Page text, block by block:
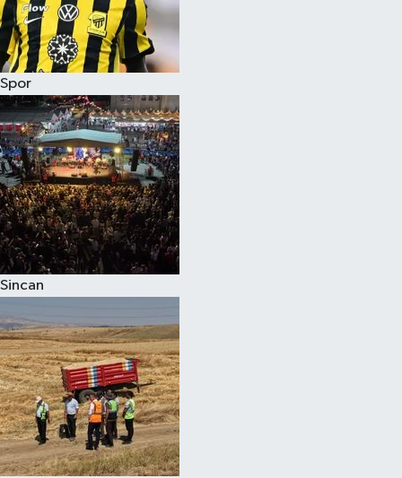
Spor
Sincan